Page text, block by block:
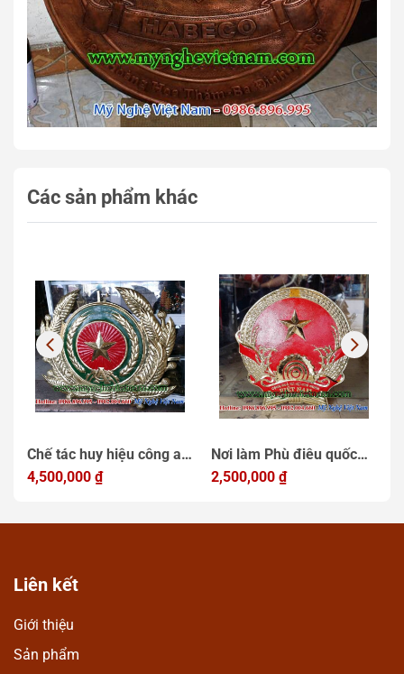
Các sản phẩm khác
Chế tác huy hiệu công an
bằng đồng
4,500,000 ₫
Nơi làm Phù điêu quốc
huy việt nam bằng đồng
2,500,000 ₫
Liên kết
Giới thiệu
Sản phẩm